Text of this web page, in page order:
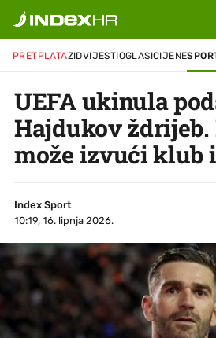
PRETPLATAZIDVIJESTIOGLASICIJENE
UEFA ukinula
Hajdukov ždrijeb.
može izvući klub
Index Sport
10:19, 16. lipnja 2026.